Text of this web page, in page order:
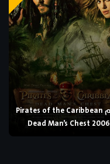
فيلم Pirates of the Caribbean
Dead Man’s Chest 2006